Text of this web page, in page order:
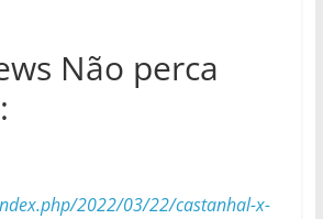
Não perca
2022/03/22/castanhal-x-